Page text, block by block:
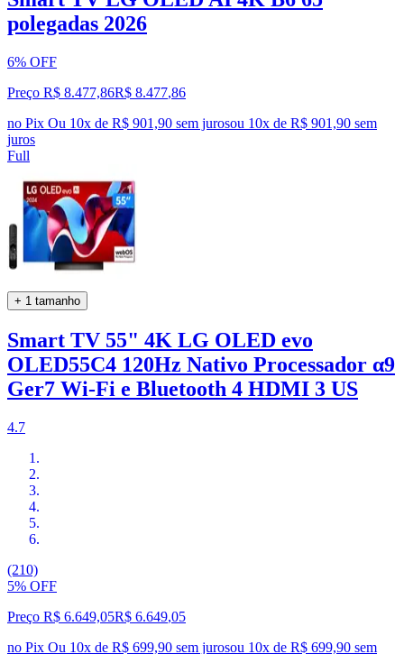
polegadas 2026
6% OFF
Preço R$ 8.477,86R$ 8.477,86
no Pix Ou 10x de R$ 901,90 sem jurosou 10x de R$ 901,90 sem
juros
Full
+ 1 tamanho
Smart TV 55" 4K LG OLED evo
OLED55C4 120Hz Nativo Processador α9
Ger7 Wi-Fi e Bluetooth 4 HDMI 3 US
4.7
(210)
5% OFF
Preço R$ 6.649,05R$ 6.649,05
no Pix Ou 10x de R$ 699,90 sem jurosou 10x de R$ 699,90 sem